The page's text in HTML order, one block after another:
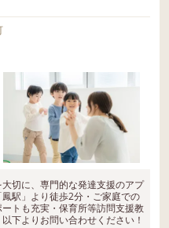
切に、専門的な発達支援のアプ
駅」より徒歩2分・ご家庭での
トも充実・保育所等訪問支援教
下よりお問い合わせください！